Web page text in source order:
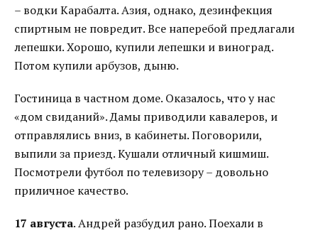
– водки Карабалта. Азия, однако, дезинфекция
спиртным не повредит. Все наперебой предлагали
лепешки. Хорошо, купили лепешки и виноград.
Потом купили арбузов, дыню.
Гостиница в частном доме. Оказалось, что у нас
«дом свиданий». Дамы приводили кавалеров, и
отправлялись вниз, в кабинеты. Поговорили,
выпили за приезд. Кушали отличный кишмиш.
Посмотрели футбол по телевизору – довольно
приличное качество.
17 августа. Андрей разбудил рано. Поехали в